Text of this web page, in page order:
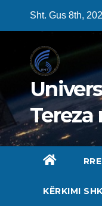
Sht. Gus 8th,
Tereza
KËRKIMI